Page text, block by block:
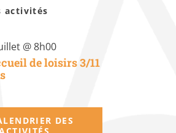
activités
@ 8h00
de loisirs 3/11
DES